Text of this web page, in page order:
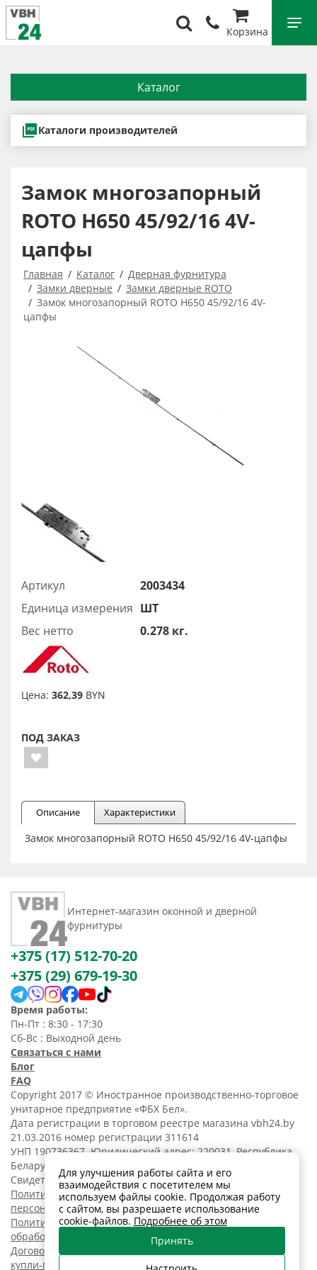
Корзина
Каталог
Каталоги производителей
Замок многозапорный
ROTO H650 45/92/16 4V-
цапфы
Главная Каталог
Дверная фурнитура
Замки дверные
Замки дверные ROTO
Замок многозапорный ROTO H650 45/92/16 4V-
цапфы
Артикул
2003434
Единица измерения ШТ
Вес нетто
0.278 кг.
Цена: 362,39 BYN
ПОД ЗАКАЗ
Описание Характеристики
Замок многозапорный ROTO H650 45/92/16 4V-цапфы
Интернет-магазин оконной и дверной
фурнитуры
+375 (17) 512-70-20
+375 (29) 679-19-30
Время работы:
Пн-Пт : 8:30 - 17:30
Сб-Вс : Выходной день
Связаться с нами
Блог
FAQ
Copyright 2017 © Иностранное производственно-торговое
унитарное предприятие «ФБХ Бел».
Дата регистрации в торговом реестре магазина vbh24.by
21.03.2016 номер регистрации 311614
УНП 190736367. Юридический адрес: 220031, Республика
Беларусь, г. Минск, ул. Танковая, 15-1, 5 этаж;
Свидетельство о регистрации N190736367 от 11.02.2014.
Политика обработки
персональных данных
Политика в отношении
обработки cookies
Договор розничной
купли-продажи
Для улучшения работы сайта и его
взаимодействия с посетителем мы
используем файлы cookie. Продолжая работу
с сайтом, вы разрешаете использование
cookie-файлов. Подробнее об этом
Принять